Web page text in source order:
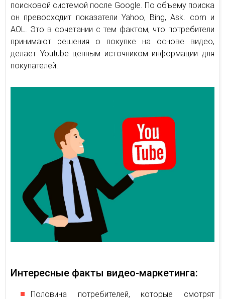
поисковой системой после Google. По объему поиска
он превосходит показатели Yahoo, Bing, Ask. com и
AOL. Это в сочетании с тем фактом, что потребители
принимают решения о покупке на основе видео,
делает Youtube ценным источником информации для
покупателей.
Интересные факты видео-маркетинга:
Половина потребителей, которые смотрят